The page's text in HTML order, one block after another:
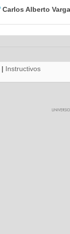
Carlos Alberto
| Instructivos